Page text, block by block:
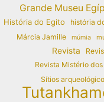
Grande Museu
História do Egito
história
Márcia Jamille múmia
Revista
Revista Mistério
Sítios